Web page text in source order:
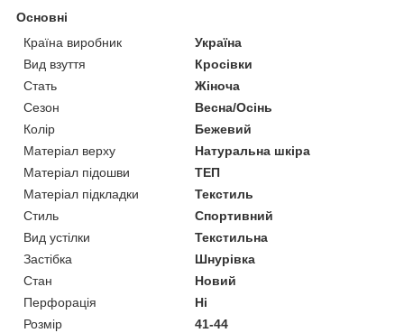
Основні
Країна виробник
Україна
Вид взуття
Кросівки
Стать
Жіноча
Сезон
Весна/Осінь
Колір
Бежевий
Матеріал верху
Натуральна шкіра
Матеріал підошви
ТЕП
Матеріал підкладки
Текстиль
Стиль
Спортивний
Вид устілки
Текстильна
Застібка
Шнурівка
Стан
Новий
Перфорація
Ні
Розмір
41-44